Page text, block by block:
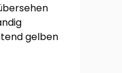
gelben